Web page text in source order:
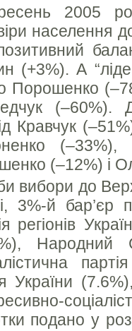
2005
населення
(+3%). А
Порошенко
(–60%).
Кравчук
(–33%),
(–12%) і
вибори до
3%-й бар’єр
регіонів
Народний
України
подано у